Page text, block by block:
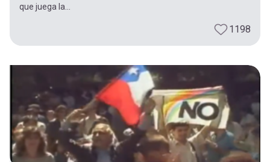
que juega la...
1198